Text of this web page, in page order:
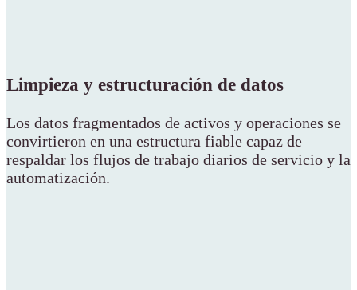
Limpieza y estructuración de datos
Los datos fragmentados de activos y operaciones se
convirtieron en una estructura fiable capaz de
respaldar los flujos de trabajo diarios de servicio y la
automatización.